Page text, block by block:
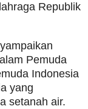
Republik
Pemuda
Indonesia
yang
setanah air.